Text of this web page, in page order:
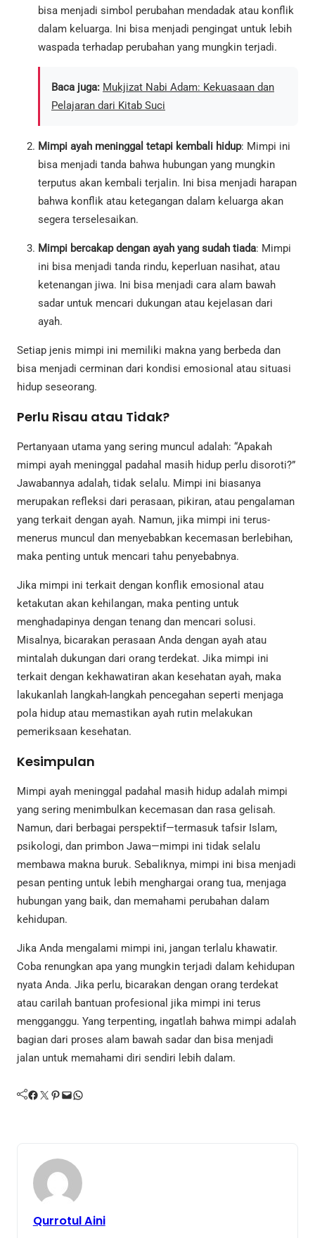
bisa menjadi simbol perubahan mendadak atau konflik
dalam keluarga. Ini bisa menjadi pengingat untuk lebih
waspada terhadap perubahan yang mungkin terjadi.
Baca juga: Mukjizat Nabi Adam: Kekuasaan dan
Pelajaran dari Kitab Suci
Mimpi ayah meninggal tetapi kembali hidup: Mimpi ini
bisa menjadi tanda bahwa hubungan yang mungkin
terputus akan kembali terjalin. Ini bisa menjadi harapan
bahwa konflik atau ketegangan dalam keluarga akan
segera terselesaikan.
Mimpi bercakap dengan ayah yang sudah tiada: Mimpi
ini bisa menjadi tanda rindu, keperluan nasihat, atau
ketenangan jiwa. Ini bisa menjadi cara alam bawah
sadar untuk mencari dukungan atau kejelasan dari
ayah.
Setiap jenis mimpi ini memiliki makna yang berbeda dan
bisa menjadi cerminan dari kondisi emosional atau situasi
hidup seseorang.
Perlu Risau atau Tidak?
Pertanyaan utama yang sering muncul adalah: “Apakah
mimpi ayah meninggal padahal masih hidup perlu disoroti?”
Jawabannya adalah, tidak selalu. Mimpi ini biasanya
merupakan refleksi dari perasaan, pikiran, atau pengalaman
yang terkait dengan ayah. Namun, jika mimpi ini terus-
menerus muncul dan menyebabkan kecemasan berlebihan,
maka penting untuk mencari tahu penyebabnya.
Jika mimpi ini terkait dengan konflik emosional atau
ketakutan akan kehilangan, maka penting untuk
menghadapinya dengan tenang dan mencari solusi.
Misalnya, bicarakan perasaan Anda dengan ayah atau
mintalah dukungan dari orang terdekat. Jika mimpi ini
terkait dengan kekhawatiran akan kesehatan ayah, maka
lakukanlah langkah-langkah pencegahan seperti menjaga
pola hidup atau memastikan ayah rutin melakukan
pemeriksaan kesehatan.
Kesimpulan
Mimpi ayah meninggal padahal masih hidup adalah mimpi
yang sering menimbulkan kecemasan dan rasa gelisah.
Namun, dari berbagai perspektif—termasuk tafsir Islam,
psikologi, dan primbon Jawa—mimpi ini tidak selalu
membawa makna buruk. Sebaliknya, mimpi ini bisa menjadi
pesan penting untuk lebih menghargai orang tua, menjaga
hubungan yang baik, dan memahami perubahan dalam
kehidupan.
Jika Anda mengalami mimpi ini, jangan terlalu khawatir.
Coba renungkan apa yang mungkin terjadi dalam kehidupan
nyata Anda. Jika perlu, bicarakan dengan orang terdekat
atau carilah bantuan profesional jika mimpi ini terus
mengganggu. Yang terpenting, ingatlah bahwa mimpi adalah
bagian dari proses alam bawah sadar dan bisa menjadi
jalan untuk memahami diri sendiri lebih dalam.
Facebook Twitter Pinterest Mail WhatsApp
Qurrotul Aini